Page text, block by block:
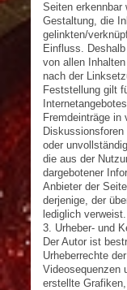
Seiten erkennbar
Gestaltung, die
gelinkten/
Einfluss.
von allen
nach der
Feststellung gilt
Fremdeinträge in
oder
die aus der
dargebotener
Anbieter der
derjenige, der
lediglich verweist.
3. Urheber- und
Der Autor ist
Urheberrechte
Videosequenzen
erstellte